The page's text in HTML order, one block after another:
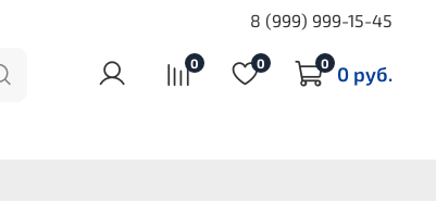
8 (999) 999-15-45
0 0 0 0 руб.